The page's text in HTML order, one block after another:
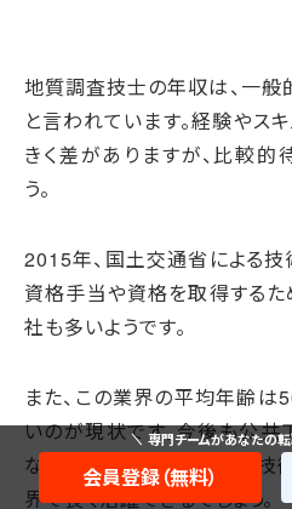
地質調査技士の年収は、一
と言われています。経験やス
きく差がありますが、比較的
う。
2015年、国土交通省による技
資格手当や資格を取得するた
社も多いようです。
また、この業界の平均年齢は
いのが現状です。今後も公共
ない仕事であることから、技
界で長く活躍できるでしょう。
専門チームがあなたの
会員登録（無料）